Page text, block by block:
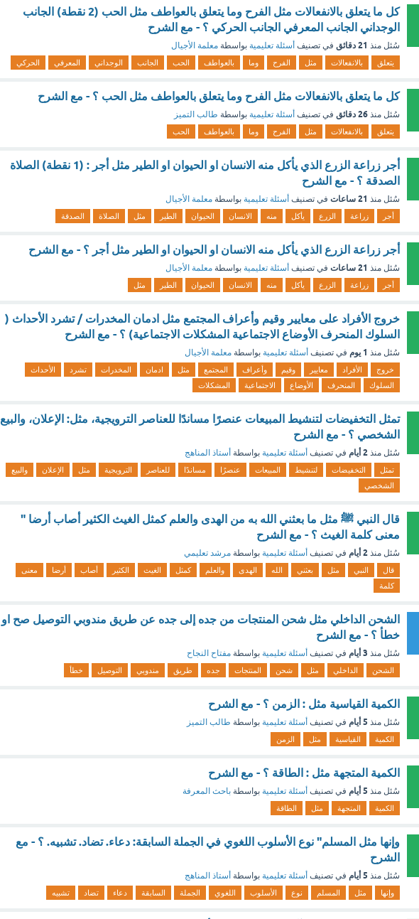
كل ما يتعلق بالانفعالات مثل الفرح وما يتعلق بالعواطف مثل الحب (2 نقطة) الجانب
الوجداني الجانب المعرفي الجانب الحركي ؟ - مع الشرح
سُئل منذ 21 دقائق في تصنيف أسئلة تعليمية بواسطة معلمة الأجيال
يتعلق بالانفعالات مثل الفرح وما بالعواطف الحب الجانب الوجداني المعرفي الحركي
كل ما يتعلق بالانفعالات مثل الفرح وما يتعلق بالعواطف مثل الحب ؟ - مع الشرح
سُئل منذ 26 دقائق في تصنيف أسئلة تعليمية بواسطة طالب التميز
يتعلق بالانفعالات مثل الفرح وما بالعواطف الحب
أجر زراعة الزرع الذي يأكل منه الانسان او الحيوان او الطير مثل أجر : (1 نقطة) الصلاة
الصدقة ؟ - مع الشرح
سُئل منذ 21 ساعات في تصنيف أسئلة تعليمية بواسطة معلمة الأجيال
أجر زراعة الزرع يأكل منه الانسان الحيوان الطير مثل الصلاة الصدقة
أجر زراعة الزرع الذي يأكل منه الانسان او الحيوان او الطير مثل أجر ؟ - مع الشرح
سُئل منذ 21 ساعات في تصنيف أسئلة تعليمية بواسطة معلمة الأجيال
أجر زراعة الزرع يأكل منه الانسان الحيوان الطير مثل
خروج الأفراد على معايير وقيم وأعراف المجتمع مثل ادمان المخدرات / تشرد الأحداث (
السلوك المنحرف الأوضاع الاجتماعية المشكلات الاجتماعية) ؟ - مع الشرح
سُئل منذ 1 يوم في تصنيف أسئلة تعليمية بواسطة معلمة الأجيال
خروج الأفراد معايير وقيم وأعراف المجتمع مثل ادمان المخدرات تشرد
الأحداث
السلوك
المنحرف الأوضاع الاجتماعية المشكلات
تمثل التخفيضات لتنشيط المبيعات عنصرًا مساندًا للعناصر الترويجية، مثل: الإعلان، والبيع
الشخصي ؟ - مع الشرح
سُئل منذ 2 أيام في تصنيف أسئلة تعليمية بواسطة أستاذ المناهج
تمثل التخفيضات لتنشيط المبيعات عنصرًا مساندًا للعناصر الترويجية مثل الإعلان
والبيع
الشخصي
قال النبي ﷺ مثل ما بعثني الله به من الهدى والعلم كمثل الغيث الكثير أصاب أرضا "
معنى كلمة الغيث ؟ - مع الشرح
سُئل منذ 2 أيام في تصنيف أسئلة تعليمية بواسطة مرشد تعليمي
قال النبي مثل بعثني الله الهدى والعلم كمثل الغيث الكثير أصاب أرضا
معنى
كلمة
الشحن الداخلي مثل شحن المنتجات من جده إلى جده عن طريق مندوبي التوصيل صح او
خطأ ؟ - مع الشرح
سُئل منذ 3 أيام في تصنيف أسئلة تعليمية بواسطة مفتاح النجاح
الشحن الداخلي مثل شحن المنتجات جده طريق مندوبي التوصيل خطأ
الكمية القياسية مثل : الزمن ؟ - مع الشرح
سُئل منذ 5 أيام في تصنيف أسئلة تعليمية بواسطة طالب التميز
الكمية القياسية مثل الزمن
الكمية المتجهة مثل : الطاقة ؟ - مع الشرح
سُئل منذ 5 أيام في تصنيف أسئلة تعليمية بواسطة باحث المعرفة
الكمية المتجهة مثل الطاقة
وإنها مثل المسلم" نوع الأسلوب اللغوي في الجملة السابقة: دعاء. تضاد. تشبيه. ؟ - مع
الشرح
سُئل منذ 5 أيام في تصنيف أسئلة تعليمية بواسطة أستاذ المناهج
وإنها مثل المسلم نوع الأسلوب اللغوي الجملة السابقة دعاء تضاد تشبيه